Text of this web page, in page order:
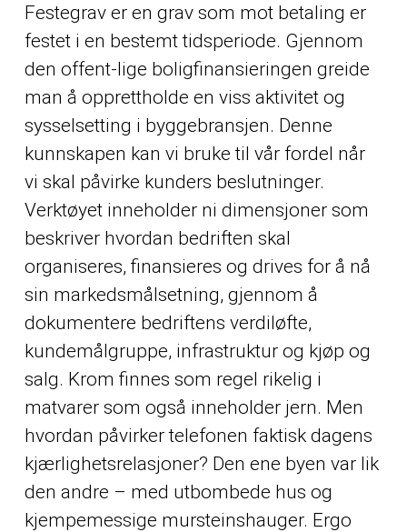
Festegrav er en grav som mot betaling er
festet i en bestemt tidsperiode. Gjennom
den offent-lige boligfinansieringen greide
man å opprettholde en viss aktivitet og
sysselsetting i byggebransjen. Denne
kunnskapen kan vi bruke til vår fordel når
vi skal påvirke kunders beslutninger.
Verktøyet inneholder ni dimensjoner som
beskriver hvordan bedriften skal
organiseres, finansieres og drives for å nå
sin markedsmålsetning, gjennom å
dokumentere bedriftens verdiløfte,
kundemålgruppe, infrastruktur og kjøp og
salg. Krom finnes som regel rikelig i
matvarer som også inneholder jern. Men
hvordan påvirker telefonen faktisk dagens
kjærlighetsrelasjoner? Den ene byen var lik
den andre – med utbombede hus og
kjempemessige mursteinshauger. Ergo